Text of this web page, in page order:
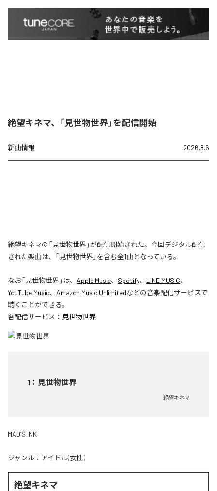
絶望キネマ、「見世物世界」を配信開始
新曲情報 2026.8.6
絶望キネマの「見世物世界」が配信開始された。今回デジタル配信
された楽曲は、「見世物世界」を含む全1曲となっている。
なお「見世物世界」は、 Apple Music、 Spotify、 LINE MUSIC、
YouTube Music、 Amazon Music Unlimitedなどの音楽配信サービスで
聴くことができる。
各配信サービス： 見世物世界
1 ： 見世物世界
絶望キネマ
MAD’S iNK
ジャンル： アイドル(女性)
絶望キネマ